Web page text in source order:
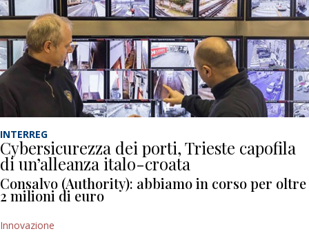
INTERREG
Cybersicurezza dei porti, Trieste capofila
di un’alleanza italo-croata
Consalvo (Authority): abbiamo in corso per oltre
2 milioni di euro
Innovazione